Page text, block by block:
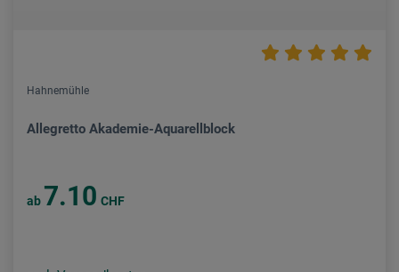
Hahnemühle
Allegretto Akademie-Aquarellblock
ab 7.10 CHF